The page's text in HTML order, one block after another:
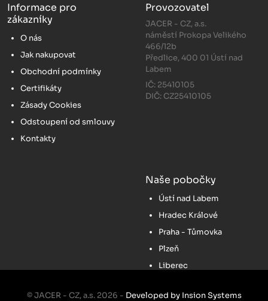
Informace pro
zákazníky
O nás
Jak nakupovat
Obchodní podmínky
Certifikáty
Zásady Cookies
Odstoupení od smlouvy
Kontakty
Provozovatel
JACER - CZ, a.s.
náměstí Prokopa Velikého
466/12b
Předlice, 400 01 Ústí nad
Labem
IČ: 25410105
DIČ: CZ25410105
Naše pobočky
Ústí nad Labem
Hradec Králové
Praha - Tůmovka
Plzeň
Liberec
© JACER - CZ, a.s. 2026 - Developed by Insion Systems